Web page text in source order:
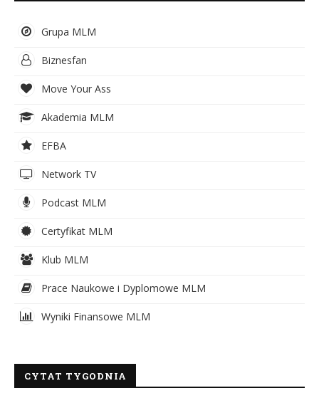
Grupa MLM
Biznesfan
Move Your Ass
Akademia MLM
EFBA
Network TV
Podcast MLM
Certyfikat MLM
Klub MLM
Prace Naukowe i Dyplomowe MLM
Wyniki Finansowe MLM
CYTAT TYGODNIA